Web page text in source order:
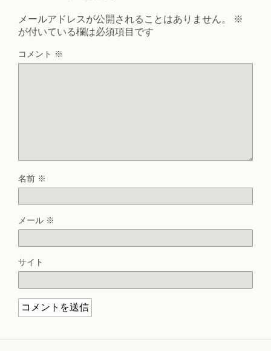
メールアドレスが公開されることはありません。
※
が付いている欄は必須項目です
コメント ※
名前 ※
メール ※
サイト